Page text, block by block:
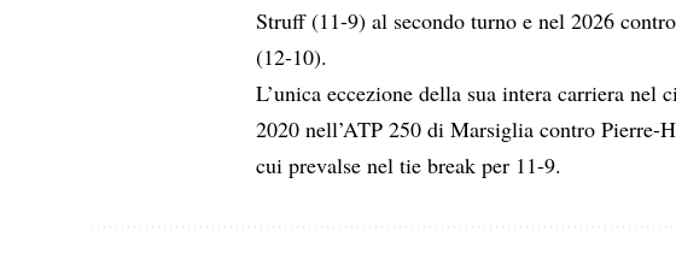
Struff (11-9) al secondo turno e nel 2026
(12-10).
L’unica eccezione della sua intera carriera
2020 nell’ATP 250 di Marsiglia contro Pierre-
cui prevalse nel tie break per 11-9.